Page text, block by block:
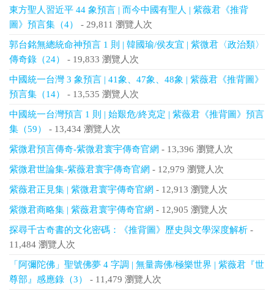
東方聖人習近平 44 象預言 | 而今中國有聖人 | 紫薇君《推背
圖》預言集（4）
- 29,811 瀏覽人次
郭台銘無總統命神預言 1 則 | 韓國瑜/侯友宜 | 紫微君〈政治類〉
傳奇錄（24）
- 19,833 瀏覽人次
中國統一台灣 3 象預言 | 41象、47象、48象 | 紫薇君《推背圖》
預言集（14）
- 13,535 瀏覽人次
中國統一台灣預言 1 則 | 始艱危/終克定 | 紫薇君《推背圖》預言
集（59）
- 13,434 瀏覽人次
紫微君預言傳奇-紫微君寰宇傳奇官網 - 13,396 瀏覽人次
紫微君世論集-紫薇君寰宇傳奇官網 - 12,979 瀏覽人次
紫薇君正見集 | 紫微君寰宇傳奇官網 - 12,913 瀏覽人次
紫微君商略集 | 紫薇君寰宇傳奇官網 - 12,905 瀏覽人次
探尋千古奇書的文化密碼：《推背圖》歷史與文學深度解析 -
11,484 瀏覽人次
「阿彌陀佛」聖號佛夢 4 字調 | 無量壽佛/極樂世界 | 紫薇君『世
尊部』感應錄（3）
- 11,479 瀏覽人次